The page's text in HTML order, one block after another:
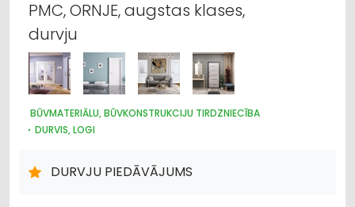
PMC, ORNJE, augstas klases,
durvju
BŪVMATERIĀLU, BŪVKONSTRUKCIJU TIRDZNIECĪBA
DURVIS, LOGI
DURVJU PIEDĀVĀJUMS